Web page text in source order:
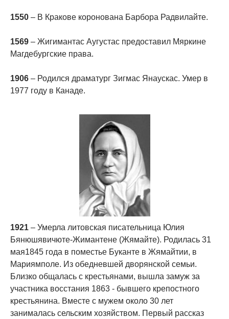
1550 – В Кракове коронована Барбора Радвилайте.
1569 – Жигимантас Аугустас предоставил Мяркине
Магдебургские права.
1906 – Родился драматург Зигмас Янаускас. Умер в
1977 году в Канаде.
1921 – Умерла литовская писательница Юлия
Бянюшявичюте-Жимантене (Жямайте). Родилась 31
мая1845 года в поместье Буканте в Жямайтии, в
Мариямполе. Из обедневшей дворянской семьи.
Близко общалась с крестьянами, вышла замуж за
участника восстания 1863 - бывшего крепостного
крестьянина. Вместе с мужем около 30 лет
занималась сельским хозяйством. Первый рассказ